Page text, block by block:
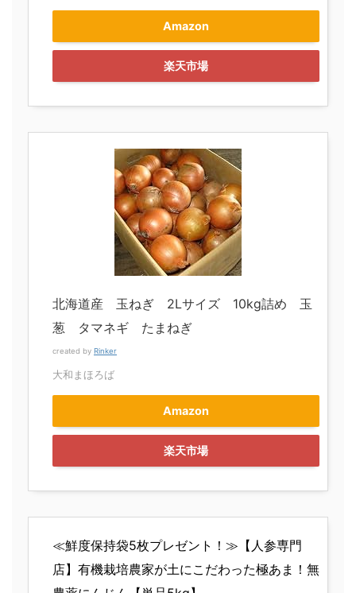
Amazon
楽天市場
北海道産 玉ねぎ 2Lサイズ 10kg詰め 玉
葱 タマネギ たまねぎ
created by Rinker
大和まほろば
Amazon
楽天市場
≪鮮度保持袋5枚プレゼント！≫【人参専門
店】有機栽培農家が土にこだわった極あま！無